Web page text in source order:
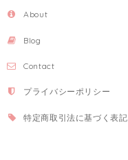
About
Blog
Contact
プライバシーポリシー
特定商取引法に基づく表記